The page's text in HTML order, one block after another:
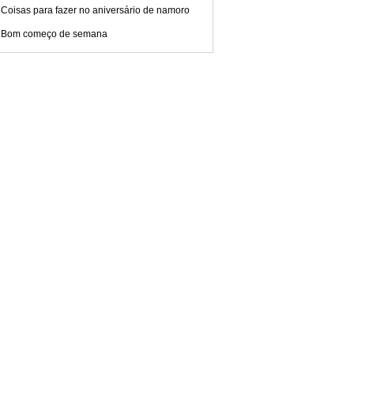
Coisas para fazer no aniversário de namoro
Bom começo de semana